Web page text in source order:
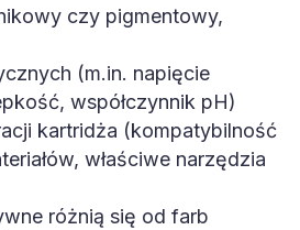
czy pigmentowy,
(m.in. napięcie
współczynnik pH)
kartridża (kompatybilność
właściwe narzędzia
różnią się od farb